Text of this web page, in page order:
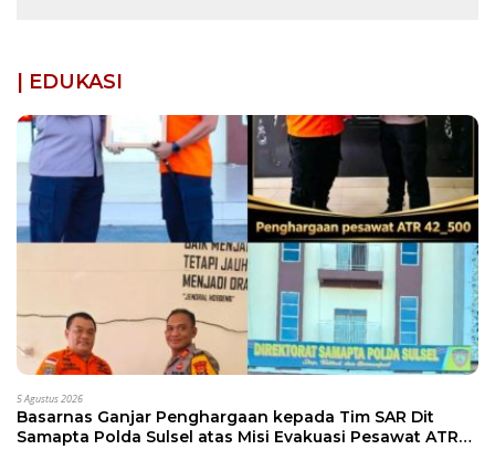
| EDUKASI
5 Agustus 2026
Basarnas Ganjar Penghargaan kepada Tim SAR Dit
Samapta Polda Sulsel atas Misi Evakuasi Pesawat ATR